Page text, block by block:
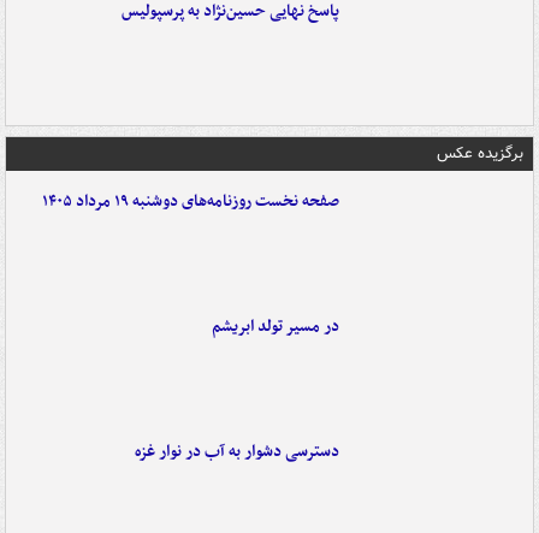
پاسخ نهایی حسین‌نژاد به پرسپولیس
برگزیده عکس
صفحه نخست روزنامه‌های دوشنبه ۱۹ مرداد ۱۴۰۵
در مسیر تولد ابریشم
دسترسی دشوار به آب در نوار غزه